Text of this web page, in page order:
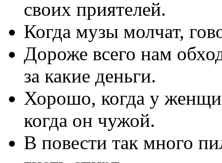
своих приятелей.
Когда музы молчат,
Дороже всего нам
за какие деньги.
Хорошо, когда у
когда он чужой.
В повести так много